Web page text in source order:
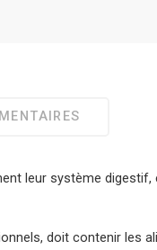
leur système
doit contenir les